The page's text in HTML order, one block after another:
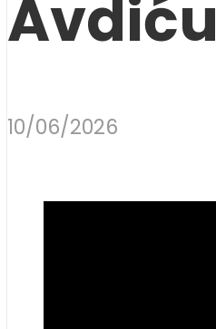
Avdiću
10/06/2026